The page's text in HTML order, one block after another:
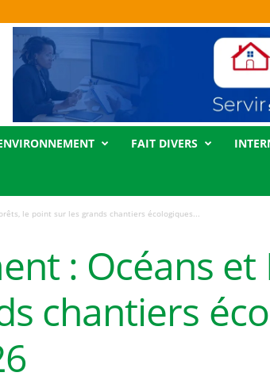
FAIT DIVERS
le point sur les grands chantiers écologiques...
: Océans
chantiers